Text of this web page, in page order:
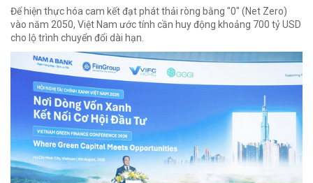
Để hiện thực hóa cam kết đạt phát thải ròng bằng "0" (Net Zero)
vào năm 2050, Việt Nam ước tính cần huy động khoảng 700 tỷ USD
cho lộ trình chuyển đổi dài hạn.